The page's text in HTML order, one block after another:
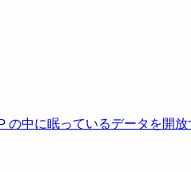
の中に眠っているデータを開